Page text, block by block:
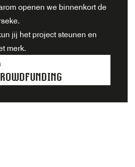
openen we binnenkort de
jij het project steunen en
merk.